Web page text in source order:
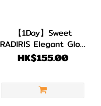
【1Day】Sweet
RADIRIS Elegant Glow
日抛｜1盒10片
HK$155.00